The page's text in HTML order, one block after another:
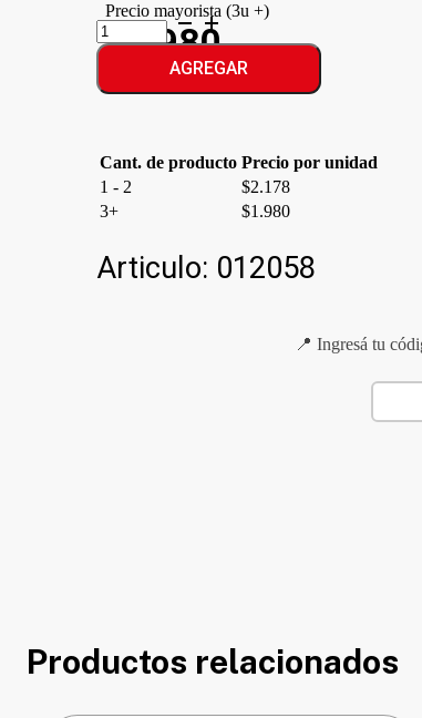
Precio mayorista (3u +)
$1.980
TRIO
GALLETITAS
ALEMANASAGREGAR
Cant. de producto Precio por unidad
1 - 2
$2.178
3+
$1.980
Articulo: 012058
📍 Ingresá tu
Productos relacionados